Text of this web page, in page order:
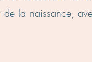
la naissance,